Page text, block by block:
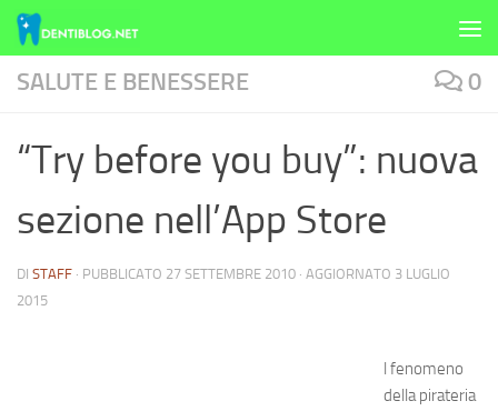
Skip to content
SALUTE E BENESSERE 0
“Try before you buy”: nuova
sezione nell’App Store
DI STAFF · PUBBLICATO 27 SETTEMBRE 2010 · AGGIORNATO 3 LUGLIO
2015
l fenomeno
della pirateria